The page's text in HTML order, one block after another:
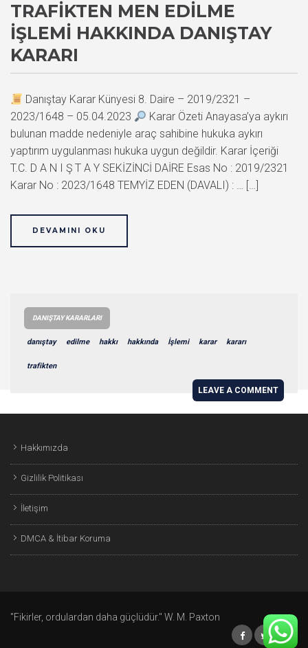
TRAFIKTEN MEN EDILME
İŞLEMI HAKKINDA DANIŞTAY
KARARI
Danıştay Karar Künyesi 8. Daire – 2019/2321 –
2023/1648 – 05.04.2023
Karar Özeti Anayasa’ya aykırı
bulunan madde nedeniyle araç sahibine hukuka aykırı
yaptırım uygulanması hukuka uygun değildir. Karar İçeriği
T.C. D A N I Ş T A Y SEKİZİNCİ DAİRE Esas No : 2019/2321
Karar No : 2023/1648 TEMYİZ EDEN (DAVALI) : … […]
DEVAMINI OKU
DANIŞTAY KARARLARI
danıştay edilme hakkı hakkında İşlemi karar kararı
trafikten
LEAVE A COMMENT
Hakkımızda
Gizlilik Politikası
İletişim
DMCA & İtibar Koruma
"Fikirler, ordulardan daha güçlüdür." W. M. Paxton